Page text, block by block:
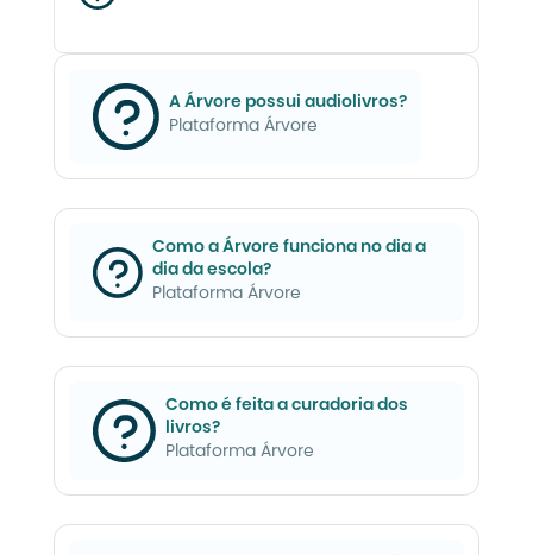
A Árvore possui audiolivros?
Plataforma Árvore
Como a Árvore funciona no dia a
dia da escola?
Plataforma Árvore
Como é feita a curadoria dos
livros?
Plataforma Árvore